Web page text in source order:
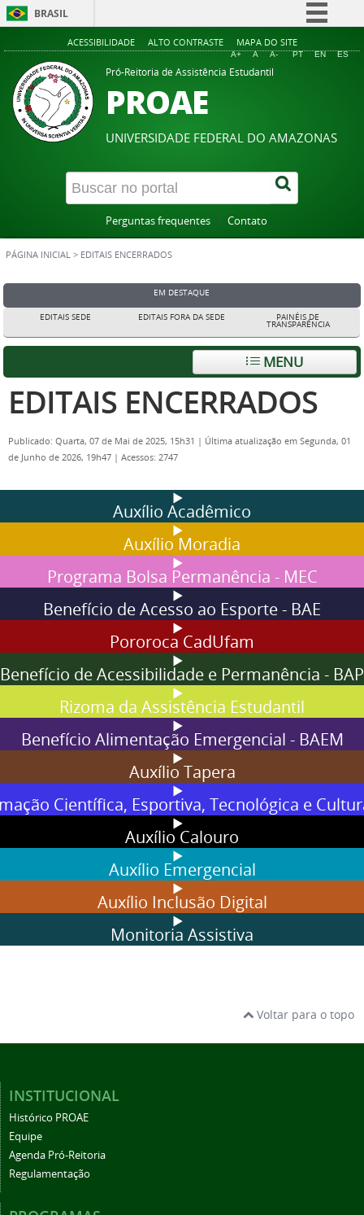
BRASIL
Simplifique!
Comunica BR
Legislação
Canais
ACESSIBILIDADE ALTO CONTRASTE MAPA DO SITE
A+ A A- PT EN ES
Pró-Reitoria de Assistência Estudantil
PROAE
UNIVERSIDADE FEDERAL DO AMAZONAS
Perguntas frequentes Contato
PÁGINA INICIAL > EDITAIS ENCERRADOS
EM DESTAQUE
EDITAIS SEDE EDITAIS FORA DA SEDE PAINÉIS DE
TRANSPARÊNCIA
MENU
EDITAIS ENCERRADOS
Publicado: Quarta, 07 de Mai de 2025, 15h31 | Última atualização em Segunda, 01
de Junho de 2026, 19h47 | Acessos: 2747
Auxílio Acadêmico
Auxílio Moradia
Programa Bolsa Permanência - MEC
Benefício de Acesso ao Esporte - BAE
Pororoca CadUfam
Benefício de Acessibilidade e Permanência - BAP
Rizoma da Assistência Estudantil
Benefício Alimentação Emergencial - BAEM
Auxílio Tapera
Científica, Esportiva, Tecnológica e
Auxílio Calouro
Auxílio Emergencial
Auxílio Inclusão Digital
Monitoria Assistiva
Voltar para o topo
INSTITUCIONAL
Histórico PROAE
Equipe
Agenda Pró-Reitoria
Regulamentação